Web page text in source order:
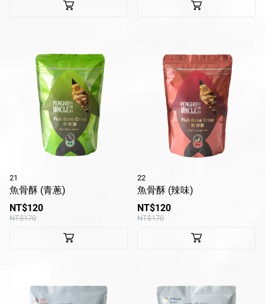
21
魚骨酥 (青蔥)
NT$120
NT$170
22
魚骨酥 (辣味)
NT$120
NT$170